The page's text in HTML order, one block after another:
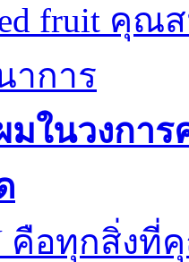
fruit คุ
าการ
มในวงกา
คือทุกสิ่งที่